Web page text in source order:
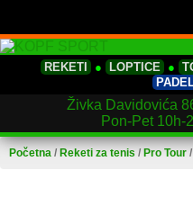
REKETI ● LOPTICE ●
Živka Davidovića
Pon-Pet 10h-
Početna / Reketi za tenis / Pro Tour /